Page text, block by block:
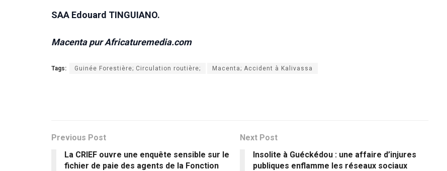
SAA Edouard TINGUIANO.
Macenta pur Africaturemedia.com
Tags: Guinée Forestière; Circulation routière; Macenta; Accident à Kalivassa
Previous Post
La CRIEF ouvre une enquête sensible sur le
fichier de paie des agents de la Fonction
Next Post
Insolite à Guéckédou : une affaire d’injures
publiques enflamme les réseaux sociaux